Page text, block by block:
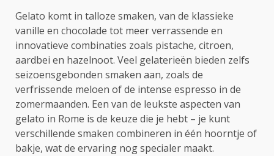
Gelato komt in talloze smaken, van de klassieke
vanille en chocolade tot meer verrassende en
innovatieve combinaties zoals pistache, citroen,
aardbei en hazelnoot. Veel gelaterieën bieden zelfs
seizoensgebonden smaken aan, zoals de
verfrissende meloen of de intense espresso in de
zomermaanden. Een van de leukste aspecten van
gelato in Rome is de keuze die je hebt – je kunt
verschillende smaken combineren in één hoorntje of
bakje, wat de ervaring nog specialer maakt.